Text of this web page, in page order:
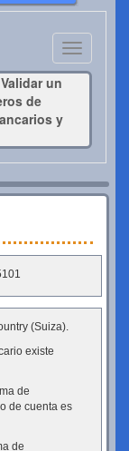
Toggle
navigation
Validar un
de
y
(Suiza).
existe
de
de cuenta es
de